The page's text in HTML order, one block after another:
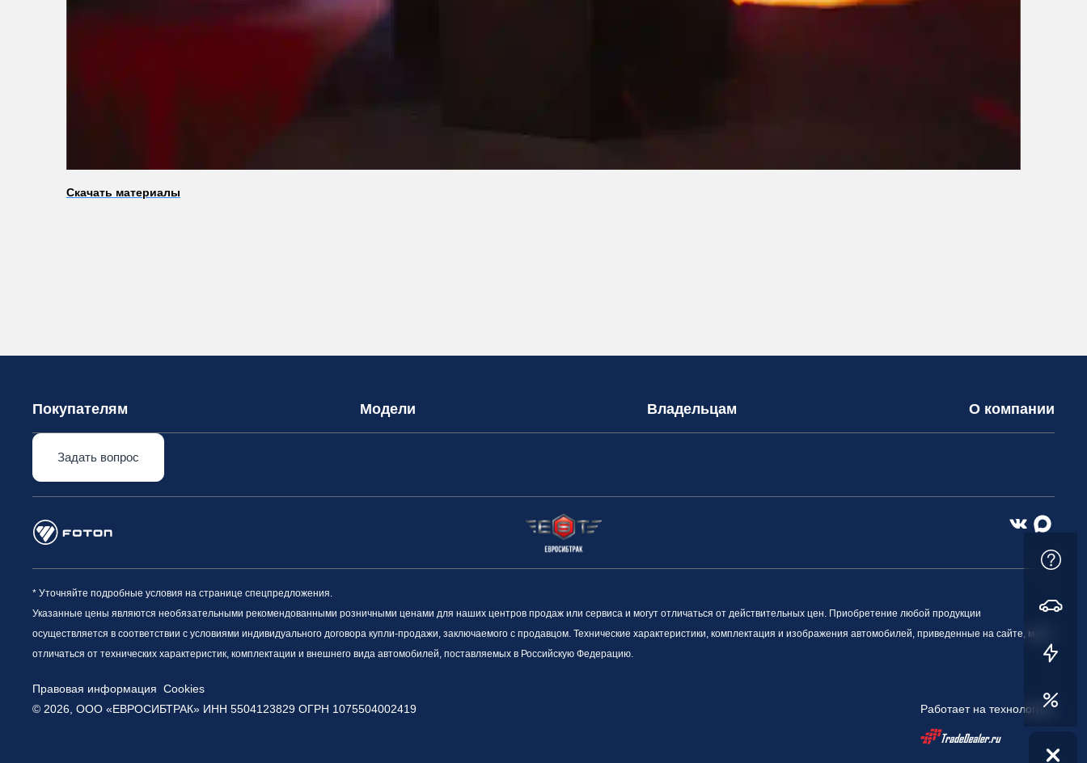
Скачать материалы
Покупателям Модели Владельцам О компании
Задать вопрос
* Уточняйте подробные условия на странице спецпредложения.
Указанные цены являются необязательными рекомендованными розничными ценами для наших центров продаж или сервиса и могут отличаться от действительных цен. Приобретение любой продукции
осуществляется в соответствии с условиями индивидуального договора купли-продажи, заключаемого с продавцом. Технические характеристики, комплектация и изображения автомобилей, приведенные на сайте, могут
отличаться от технических характеристик, комплектации и внешнего вида автомобилей, поставляемых в Российскую Федерацию.
© 2026, ООО «ЕВРОСИБТРАК» ИНН 5504123829 ОГРН 1075504002419
Правовая информация Cookies
Работает на технологиях